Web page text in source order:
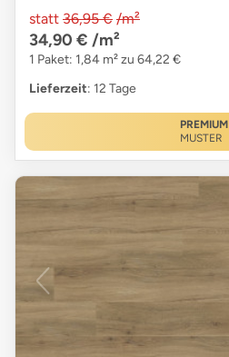
statt 36,95 € /m²
34,90 € /m²
1 Paket: 1,84 m² zu 64,22 €
Lieferzeit: 12 Tage
PREMIUM
MUSTER